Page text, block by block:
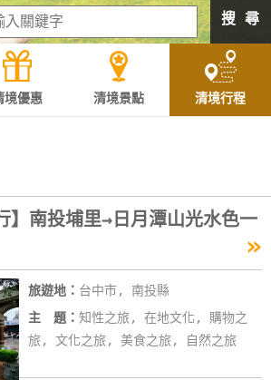
搜 尋
境優惠 清境景點 清境行程
】南投埔里→日月潭山光水色一
»
旅遊地： 台中市, 南投縣
主 題： 知性之旅, 在地文化, 購物之
旅, 文化之旅, 美食之旅, 自然之旅